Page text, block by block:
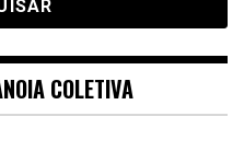
COLETIVA